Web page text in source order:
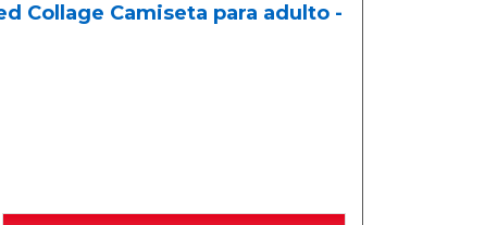
Collage Camiseta para adulto -